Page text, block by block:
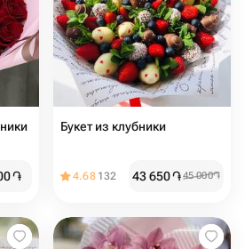
֏
Букет из клубники
4.68 132 43 650֏45 000֏